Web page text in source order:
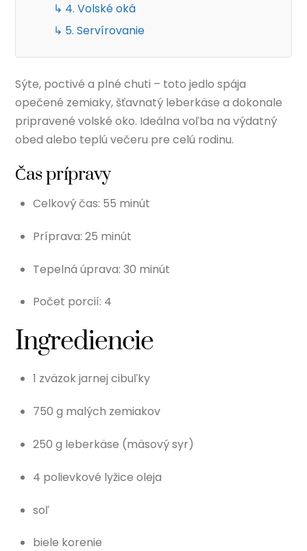
↳ 4. Volské oká
↳ 5. Servírovanie
Sýte, poctivé a plné chuti – toto jedlo spája
opečené zemiaky, šťavnatý leberkäse a dokonale
pripravené volské oko. Ideálna voľba na výdatný
obed alebo teplú večeru pre celú rodinu.
Čas prípravy
Celkový čas: 55 minút
Príprava: 25 minút
Tepelná úprava: 30 minút
Počet porcií: 4
Ingrediencie
1 zväzok jarnej cibuľky
750 g malých zemiakov
250 g leberkäse (mäsový syr)
4 polievkové lyžice oleja
soľ
biele korenie